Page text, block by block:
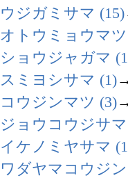
ウジガミサマ (15)
オトウミョウマ
ショウジャガマ
スミヨシサマ (1)
コウジンマツ (3)
ジョウコウジサ
イケノミヤサマ
ワダヤマコウジ